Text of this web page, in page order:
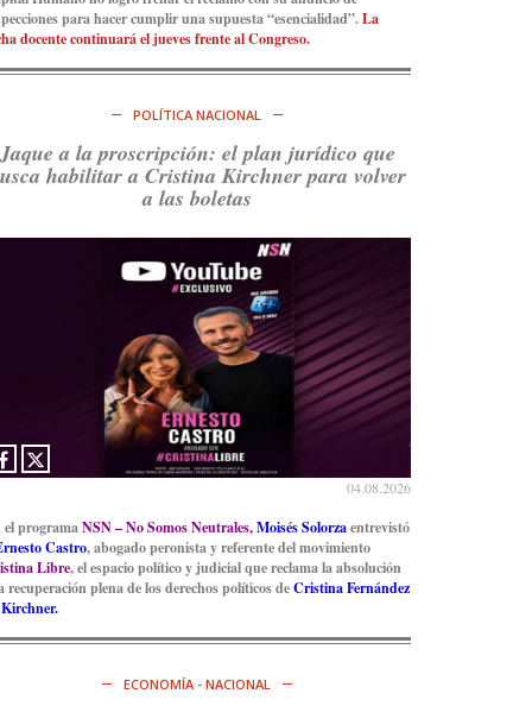
t.co/ytaelKSfHm
Consenso Patagónico
@consensopatagon
t.co/ihSIYIKptJ
Consenso Patagónico
@consensopatagon
: Asumimos una nueva etapa
en el Partido Justicialista de Campana, con el
orgullo de que el compañero
@caortega64vuelva
para hacer cumplir una supuesta “esencialidad”.La
docente continuará el jueves frente al Congreso.
POLÍTICA NACIONAL
Jaque a la proscripción: el plan jurídico que
habilitar a Cristina Kirchner para volver
a las boletas
04.08.2026
el programaNSN – No Somos Neutrales,Moisés Solorzaentrevistó
Castro, abogado peronista y referente del movimiento
Libre, el espacio político y judicial que reclama la absolución
recuperación plena de los derechos políticos deCristina Fernández
ECONOMÍA - NACIONAL